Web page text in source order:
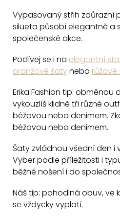
c
í
v
k
y
v
ý
s
u
Vypasovaný střih zdůrazní
silueta působí elegantně a
společenské akce.
Podívej se i na elegantní
oranžové šatynebo růžové
Erika Fashion tip: obměnou
vykouzlíš klidně tři různé
béžovou nebo denimem.
béžovou nebo denimem.
Šaty zvládnou všední den i
Vyber podle příležitosti i
běžné nošení i do
Náš tip: pohodlná obuv, ve
se vždycky vyplatí.